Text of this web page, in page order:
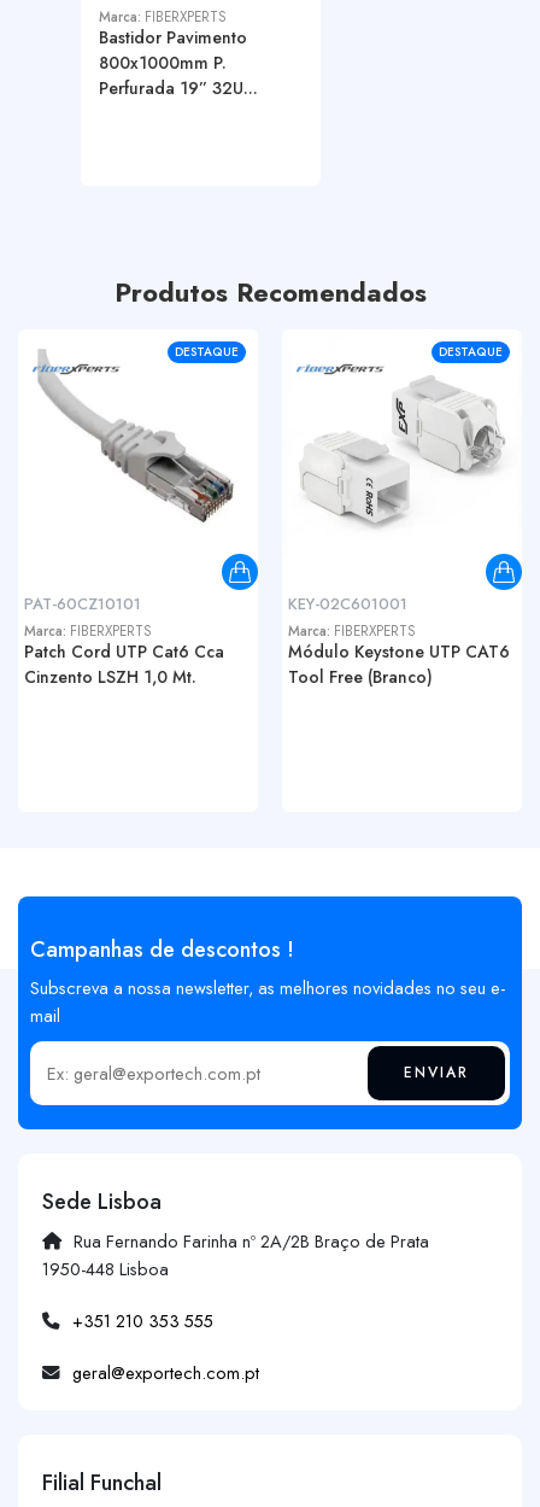
Marca: FIBERXPERTS
Bastidor Pavimento
800x1000mm P.
Perfurada 19” 32U...
Produtos Recomendados
DESTAQUE
PAT-60CZ10101
Marca: FIBERXPERTS
Patch Cord UTP Cat6 Cca
Cinzento LSZH 1,0 Mt.
DESTAQUE
KEY-02C601001
Marca: FIBERXPERTS
Módulo Keystone UTP CAT6
Tool Free (Branco)
Campanhas de descontos !
Subscreva a nossa newsletter, as melhores novidades no seu e-
mail
Insira o seu email ENVIAR
Sede Lisboa
Rua Fernando Farinha nº 2A/2B Braço de Prata
1950-448 Lisboa
+351 210 353 555
geral@exportech.com.pt
Filial Funchal